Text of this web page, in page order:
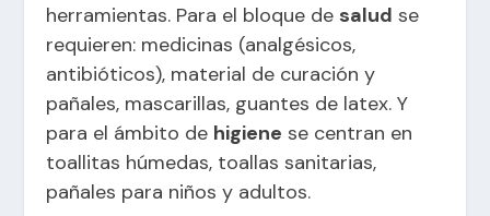
herramientas. Para el bloque de salud se
requieren: medicinas (analgésicos,
antibióticos), material de curación y
pañales, mascarillas, guantes de latex. Y
para el ámbito de higiene se centran en
toallitas húmedas, toallas sanitarias,
pañales para niños y adultos.